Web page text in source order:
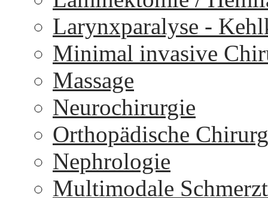
Larynxparalyse -
Minimal invasive
Massage
Neurochirurgie
Orthopädische
Nephrologie
Multimodale